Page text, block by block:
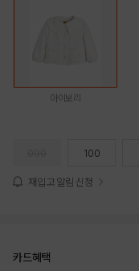
아이보리
100
재입고 알림 신청
카드혜택